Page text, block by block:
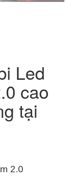
Led
cao
tại
2.0